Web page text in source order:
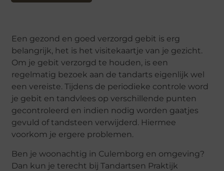
Een gezond en goed verzorgd gebit is erg
belangrijk, het is het visitekaartje van je gezicht.
Om je gebit verzorgd te houden, is een
regelmatig bezoek aan de tandarts eigenlijk wel
een vereiste. Tijdens de periodieke controle word
je gebit en tandvlees op verschillende punten
gecontroleerd en indien nodig worden gaatjes
gevuld of tandsteen verwijderd. Hiermee
voorkom je ergere problemen.
Ben je woonachtig in Culemborg en omgeving?
Dan kun je terecht bij Tandartsen Praktijk